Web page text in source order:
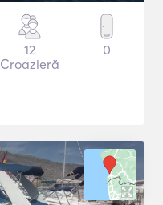
12
Croazieră
0